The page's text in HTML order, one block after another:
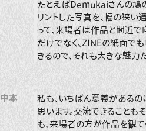
たとえばDemukaiさんの鳩
リントした写真を、幅の狭い
って、来場者は作品と間近
だけでなく、ZINEの紙面で
きるので、それも大きな魅力
中本
私も、いちばん意義があるの
思います。交流できることも
も、来場者の方が作品を観て